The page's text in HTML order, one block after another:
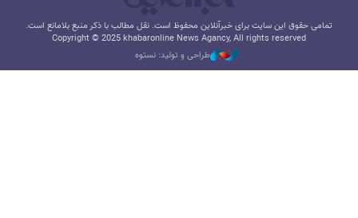
تمامی حقوق این سایت برای خبرآنلاین محفوظ است. نقل مطالب با ذکر منبع بلامانع است.
Copyright © 2025 khabaronline News Agancy, All rights reserved
طراحی و تولید: نستوه